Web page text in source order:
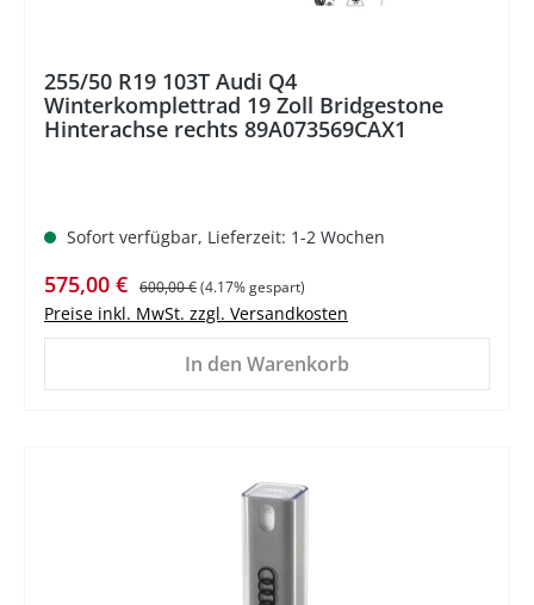
255/50 R19 103T Audi Q4
Winterkomplettrad 19 Zoll Bridgestone
Hinterachse rechts 89A073569CAX1
Sofort verfügbar, Lieferzeit: 1-2 Wochen
Verkaufspreis:
575,00 € Regulärer Preis:
600,00 €(4.17% gespart)
Preise inkl. MwSt. zzgl. Versandkosten
In den Warenkorb